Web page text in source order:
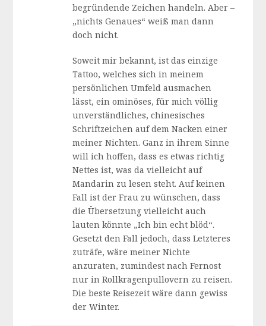
begründende Zeichen handeln. Aber –
„nichts Genaues“ weiß man dann
doch nicht.
Soweit mir bekannt, ist das einzige
Tattoo, welches sich in meinem
persönlichen Umfeld ausmachen
lässt, ein ominöses, für mich völlig
unverständliches, chinesisches
Schriftzeichen auf dem Nacken einer
meiner Nichten. Ganz in ihrem Sinne
will ich hoffen, dass es etwas richtig
Nettes ist, was da vielleicht auf
Mandarin zu lesen steht. Auf keinen
Fall ist der Frau zu wünschen, dass
die Übersetzung vielleicht auch
lauten könnte „Ich bin echt blöd“.
Gesetzt den Fall jedoch, dass Letzteres
zuträfe, wäre meiner Nichte
anzuraten, zumindest nach Fernost
nur in Rollkragenpullovern zu reisen.
Die beste Reisezeit wäre dann gewiss
der Winter.